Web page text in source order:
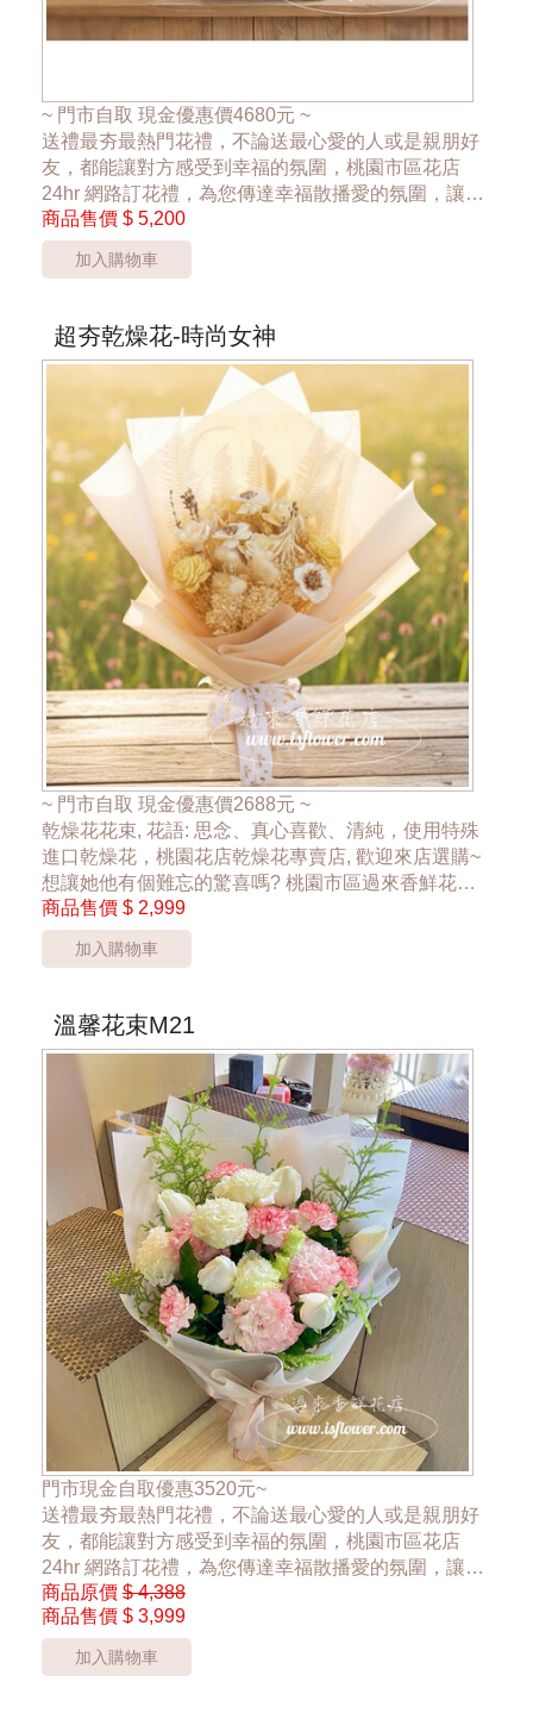
~ 門市自取 現金優惠價4680元 ~
送禮最夯最熱門花禮，不論送最心愛的人或是親朋好
友，都能讓對方感受到幸福的氛圍，桃園市區花店
24hr 網路訂花禮，為您傳達幸福散播愛的氛圍，讓大
家感受到花禮的幸福
*桃園區以外酌收運費350元*
***花材依當季花材實際狀況調整***
商品售價 $ 5,200
加入購物車
超夯乾燥花-時尚女神
~ 門市自取 現金優惠價2688元 ~
乾燥花花束, 花語: 思念、真心喜歡、清純，使用特殊
進口乾燥花，桃園花店乾燥花專賣店, 歡迎來店選購~
想讓她他有個難忘的驚喜嗎? 桃園市區過來香鮮花店
花店，24hr 網路訂花禮，為忙錄的您傳達祝福，傳達
幸福散播愛的氛圍，讓大家感受到花禮的幸福
**外送桃園市''桃園區''外 運費另計**
***乾燥花材色彩、包裝搭配，依實際狀況調整配置***
商品售價 $ 2,999
加入購物車
溫馨花束M21
門市現金自取優惠3520元~
送禮最夯最熱門花禮，不論送最心愛的人或是親朋好
友，都能讓對方感受到幸福的氛圍，桃園市區花店
24hr 網路訂花禮，為您傳達幸福散播愛的氛圍，讓大
家感受到花禮的幸福
*桃園區以外酌收運費350元*
**此商品只提供桃園市內運送**
商品原價 $ 4,388
商品售價 $ 3,999
加入購物車